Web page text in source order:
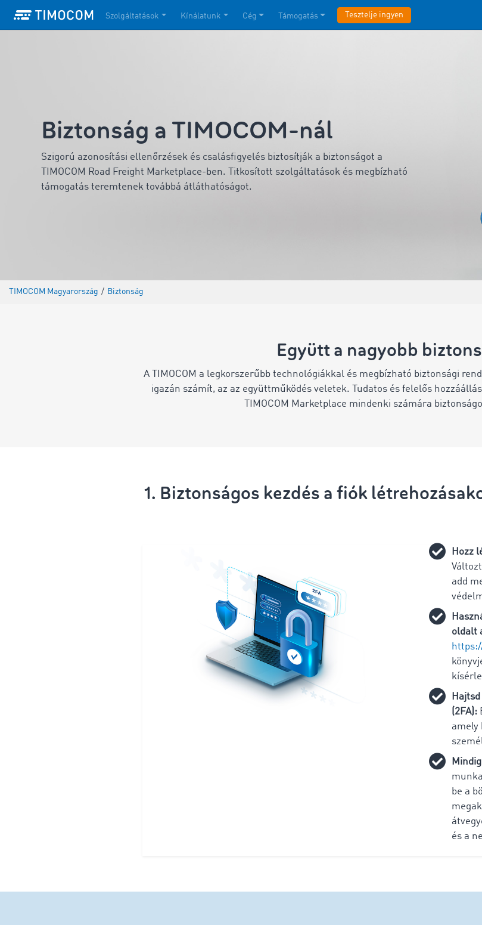
Szolgáltatások Kínálatunk Cég Támogatás Tesztelje ingyen
Biztonság a TIMOCOM-nál
Szigorú azonosítási ellenőrzések és csalásfigyelés biztosítják a biztonságot a
TIMOCOM Road Freight Marketplace-ben. Titkosított szolgáltatások és megbízható
támogatás teremtenek továbbá átláthatóságot.
TIMOCOM Magyarország / Biztonság
Együtt a nagyobb
A TIMOCOM a legkorszerűbb technológiákkal és megbízható biztonsági
igazán számít, az az együttműködés veletek. Tudatos és felelős
TIMOCOM Marketplace mindenki számára
1. Biztonságos kezdés a fiók
Hozz
add
oldalt
(2FA):
amely
be a
és a